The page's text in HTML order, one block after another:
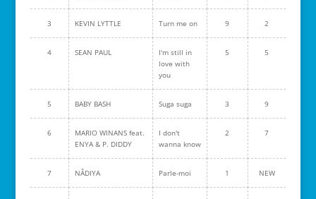
3 KEVIN LYTTLE Turn me on 9 2
4 SEAN PAUL
I'm still in
love with
you
5 5
5 BABY BASH Suga suga 3 9
6
MARIO WINANS feat.
ENYA & P. DIDDY
I don't
wanna know
2 7
7 NÂDIYA Parle-moi 1 NEW